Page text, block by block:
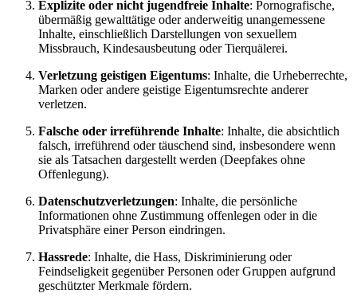
Explizite oder nicht jugendfreie Inhalte: Pornografische,
übermäßig gewalttätige oder anderweitig unangemessene
Inhalte, einschließlich Darstellungen von sexuellem
Missbrauch, Kindesausbeutung oder Tierquälerei.
Verletzung geistigen Eigentums: Inhalte, die Urheberrechte,
Marken oder andere geistige Eigentumsrechte anderer
verletzen.
Falsche oder irreführende Inhalte: Inhalte, die absichtlich
falsch, irreführend oder täuschend sind, insbesondere wenn
sie als Tatsachen dargestellt werden (Deepfakes ohne
Offenlegung).
Datenschutzverletzungen: Inhalte, die persönliche
Informationen ohne Zustimmung offenlegen oder in die
Privatsphäre einer Person eindringen.
Hassrede: Inhalte, die Hass, Diskriminierung oder
Feindseligkeit gegenüber Personen oder Gruppen aufgrund
geschützter Merkmale fördern.